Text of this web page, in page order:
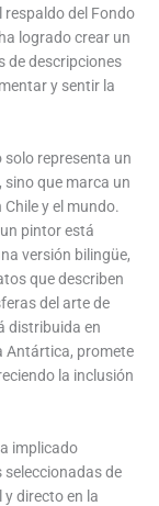
respaldo del Fondo
logrado crear un
de descripciones
y sentir la
solo representa un
que marca un
y el mundo.
pintor está
versión bilingüe,
que describen
del arte de
distribuida en
Antártica, promete
la inclusión
implicado
de
directo en la